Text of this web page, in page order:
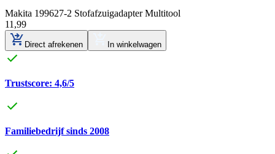
Makita 199627-2 Stofafzuigadapter Multitool
11 ,99
Direct afrekenen In winkelwagen
Trustscore: 4,6/5
Familiebedrijf sinds 2008